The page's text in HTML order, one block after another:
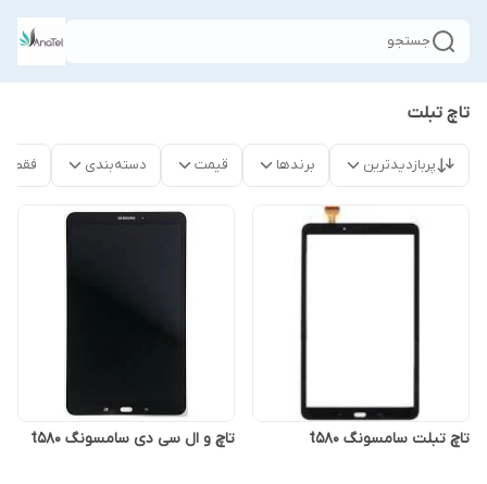
جستجو
تاچ تبلت
پربازدیدترین برندها قیمت دسته‌بندی فقط
تاچ تبلت سامسونگ t580 تاچ و ال سی دی سامسونگ t580